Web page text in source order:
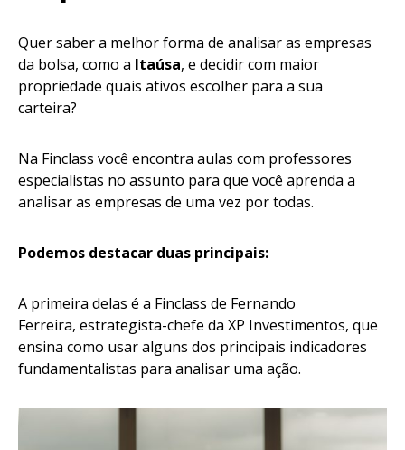
Quer saber a melhor forma de analisar as empresas
da bolsa, como a Itaúsa, e decidir com maior
propriedade quais ativos escolher para a sua
carteira?
Na Finclass você encontra aulas com professores
especialistas no assunto para que você aprenda a
analisar as empresas de uma vez por todas.
Podemos destacar duas principais:
A primeira delas é a Finclass de Fernando
Ferreira, estrategista-chefe da XP Investimentos, que
ensina como usar alguns dos principais indicadores
fundamentalistas para analisar uma ação.